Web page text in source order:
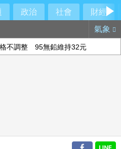
政治 社會
財經
氣象
不調整 95無鉛維持32元